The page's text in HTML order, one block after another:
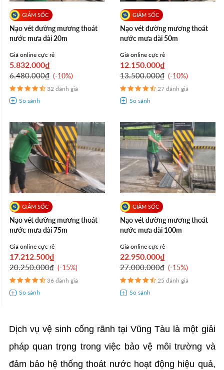
Nạo vét đường mương thoát
nước mưa dài 20m
Giá online cực rẻ
5.832.000₫
6.480.000₫ -10%
32 đánh giá
Nạo vét đường mương thoát
nước mưa dài 50m
Giá online cực rẻ
12.150.000₫
13.500.000₫ -10%
27 đánh giá
Nạo vét đường mương thoát
nước mưa dài 75m
Giá online cực rẻ
17.212.500₫
20.250.000₫ -15%
36 đánh giá
Nạo vét đường mương thoát
nước mưa dài 100m
Giá online cực rẻ
22.950.000₫
27.000.000₫ -15%
25 đánh giá
Dịch vụ vệ sinh cống rãnh tại Vũng Tàu là một giải
pháp quan trọng trong việc bảo vệ môi trường và
đảm bảo hệ thống thoát nước hoạt động hiệu quả,